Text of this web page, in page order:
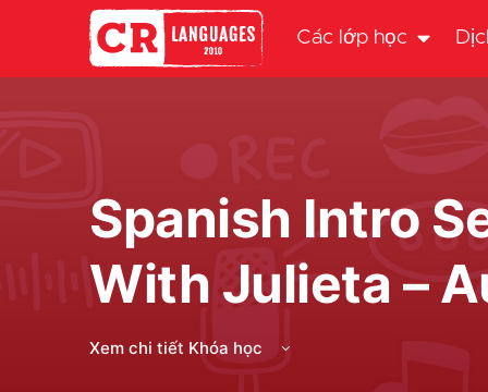
Các lớp học
Spanish Intro
With Julieta –
Xem chi tiết Khóa học